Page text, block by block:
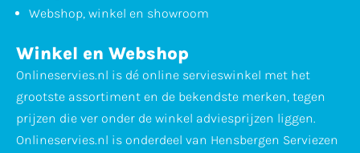
Webshop, winkel en showroom
Winkel en Webshop
Onlineservies.nl is dé online servieswinkel met het
grootste assortiment en de bekendste merken, tegen
prijzen die ver onder de winkel adviesprijzen liggen.
Onlineservies.nl is onderdeel van Hensbergen Serviezen